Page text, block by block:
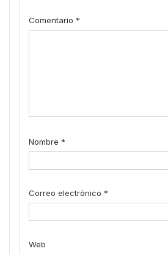
Comentario *
Nombre *
Correo electrónico *
Web